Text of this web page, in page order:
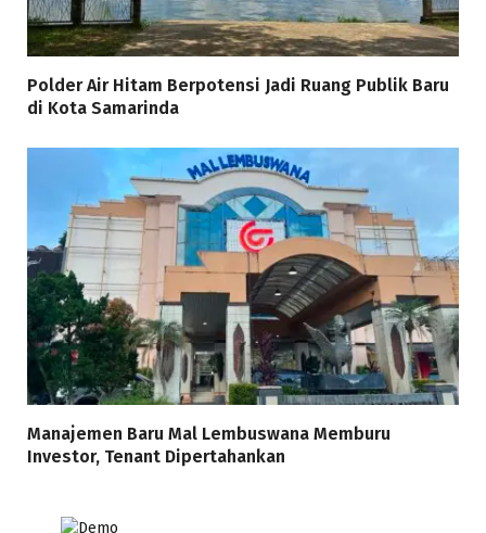
Polder Air Hitam Berpotensi Jadi Ruang Publik Baru
di Kota Samarinda
Manajemen Baru Mal Lembuswana Memburu
Investor, Tenant Dipertahankan